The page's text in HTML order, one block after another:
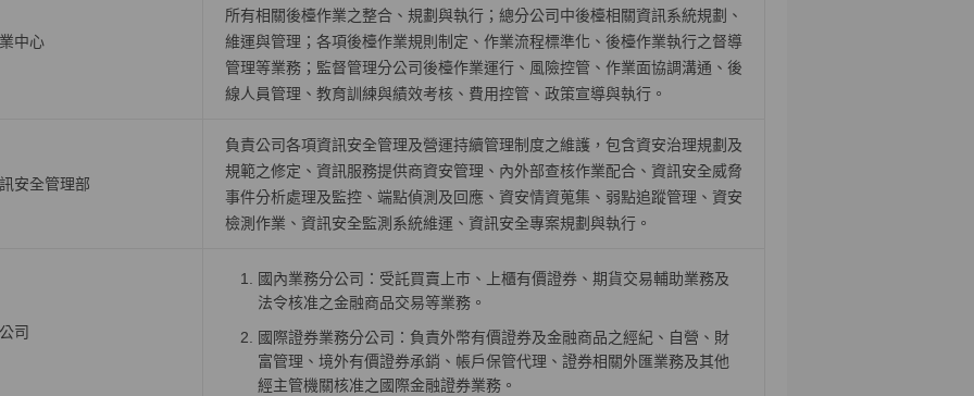
中心
所有相關後檯作業之整合、規劃與執行；總分公司中後檯相關資訊系統規劃、
維運與管理；各項後檯作業規則制定、作業流程標準化、後檯作業執行之督導
管理等業務；監督管理分公司後檯作業運行、風險控管、作業面協調溝通、後
線人員管理、教育訓練與績效考核、費用控管、政策宣導與執行。
安全管理部
負責公司各項資訊安全管理及營運持續管理制度之維護，包含資安治理規劃及
規範之修定、資訊服務提供商資安管理、內外部查核作業配合、資訊安全威脅
事件分析處理及監控、端點偵測及回應、資安情資蒐集、弱點追蹤管理、資安
檢測作業、資訊安全監測系統維運、資訊安全專案規劃與執行。
司
國內業務分公司：受託買賣上巿、上櫃有價證券、期貨交易輔助業務及
法令核准之金融商品交易等業務。
國際證券業務分公司：負責外幣有價證券及金融商品之經紀、自營、財
富管理、境外有價證券承銷、帳戶保管代理、證券相關外匯業務及其他
經主管機關核准之國際金融證券業務。